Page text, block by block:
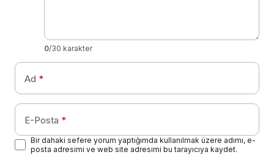
0/30 karakter
Ad *
E-Posta *
Bir dahaki sefere yorum yaptığımda kullanılmak üzere adımı, e-
posta adresimi ve web site adresimi bu tarayıcıya kaydet.